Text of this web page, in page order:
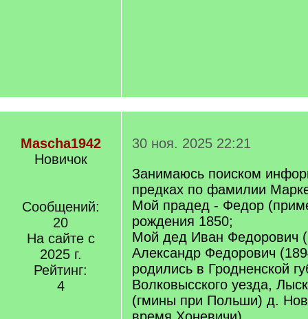
Mascha1942
Новичок
Сообщений:
20
На сайте с
2025 г.
Рейтинг:
4
30 ноя. 2025 22:21
Занимаюсь поиском
предках по фамилии
Мой прадед - Федор
рождения 1850;
Мой дед Иван Федорович
Александр Федорович
родились в Гродненской
Волковысского уезда,
(гмины при Польши) д.